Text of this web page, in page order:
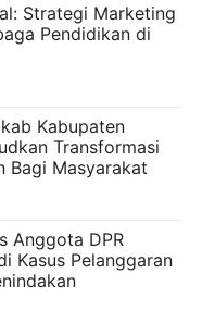
Strategi Marketing
Pendidikan di
Kabupaten
Transformasi
Bagi Masyarakat
Anggota DPR
Kasus Pelanggaran